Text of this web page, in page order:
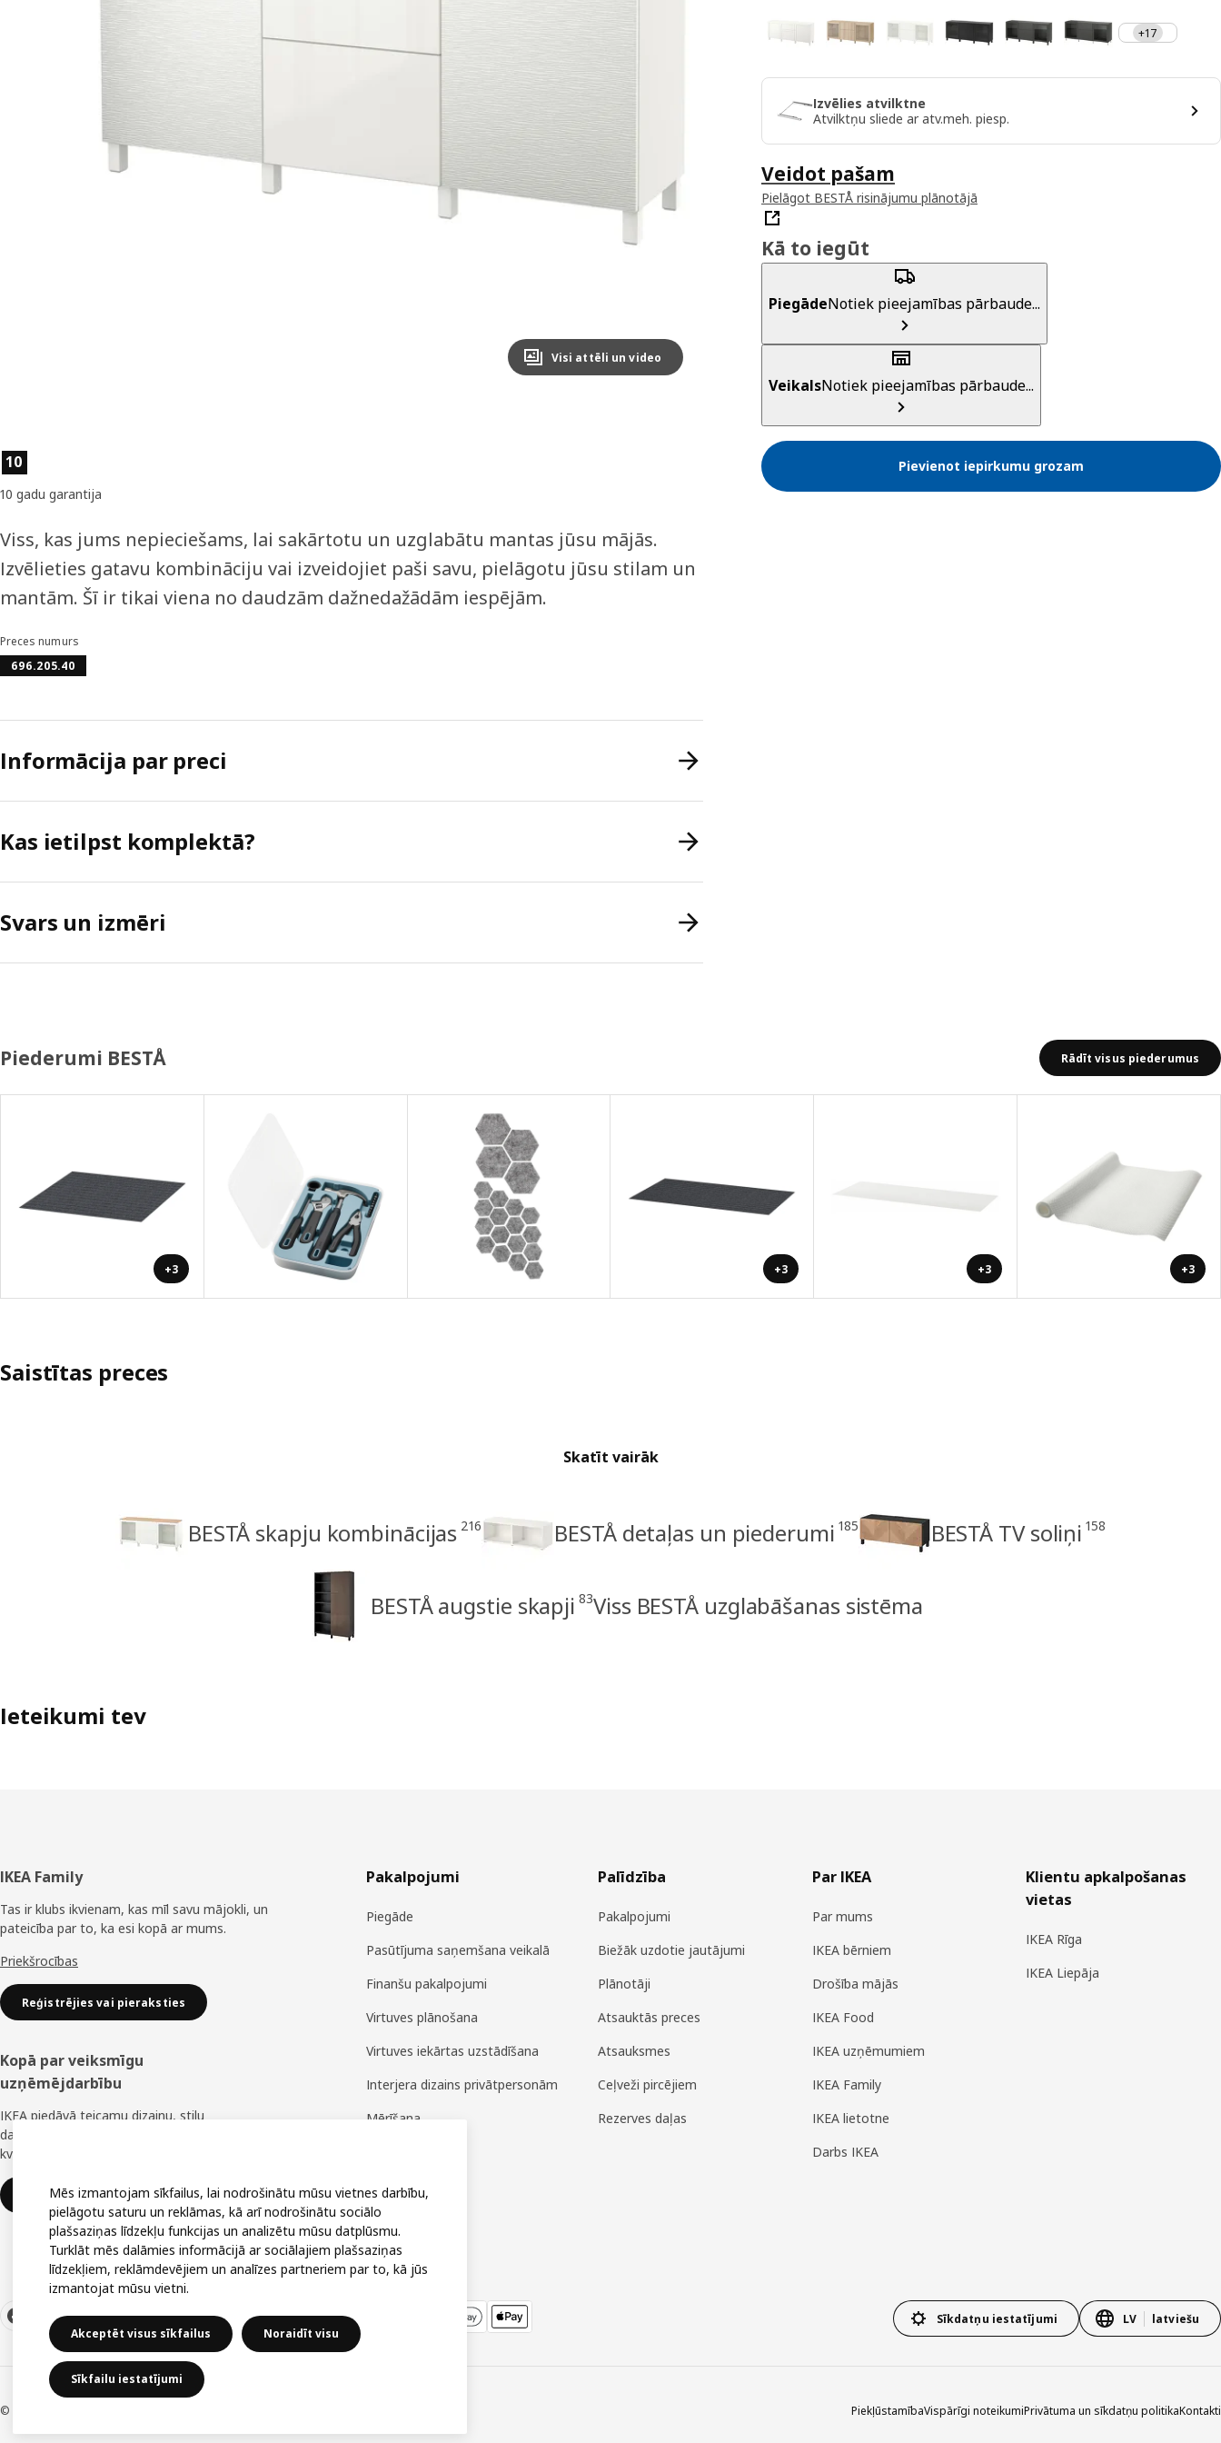
Image zoomed out, normal view
Visi attēli un video
+17
Izvēlies atvilktne
Atvilktņu sliede ar atv.meh. piesp.
Veidot pašam
Pielāgot BESTÅ risinājumu plānotājā
Kā to iegūt
PiegādeNotiek pieejamības pārbaude...
VeikalsNotiek pieejamības pārbaude...
Pievienot iepirkumu grozam
Preces īpašības
10
10 gadu garantija
Viss, kas jums nepieciešams, lai sakārtotu un uzglabātu mantas jūsu mājās.
Izvēlieties gatavu kombināciju vai izveidojiet paši savu, pielāgotu jūsu stilam un
mantām. Šī ir tikai viena no daudzām dažnedažādām iespējām.
Preces numurs
696.205.40
Informācija par preci
Kas ietilpst komplektā?
Svars un izmēri
Piederumi BESTÅ Rādīt visus piederumus
+3 +3 +3 +3
Saistītas preces
Skatīt vairāk
BESTÅ skapju kombinācijas 216 BESTÅ detaļas un piederumi 185 BESTÅ TV soliņi 158
BESTÅ augstie skapji 83Viss BESTÅ uzglabāšanas sistēma
Ieteikumi tev
Kājene
IKEA Family
Tas ir klubs ikvienam, kas mīl savu mājokli, un
pateicība par to, ka esi kopā ar mums.
Priekšrocības
Reģistrējies vai pieraksties
Kopā par veiksmīgu
uzņēmējdarbību
IKEA piedāvā teicamu dizainu, stilu
daudzveidību, lielisku cenu un uzticamu
kvalitāti.
IKEA uzņēmumiem
Pakalpojumi
Piegāde
Pasūtījuma saņemšana veikalā
Finanšu pakalpojumi
Virtuves plānošana
Virtuves iekārtas uzstādīšana
Interjera dizains privātpersonām
Mērīšana
Palīdzība
Pakalpojumi
Biežāk uzdotie jautājumi
Plānotāji
Atsauktās preces
Atsauksmes
Ceļveži pircējiem
Rezerves daļas
Par IKEA
Par mums
IKEA bērniem
Drošība mājās
IKEA Food
IKEA uzņēmumiem
IKEA Family
IKEA lietotne
Darbs IKEA
Klientu apkalpošanas
vietas
IKEA Rīga
IKEA Liepāja
Sīkdatņu iestatījumi LV latviešu
© Inter IKEA Systems B.V. 1999-2026 PiekļūstamībaVispārīgi noteikumiPrivātuma un sīkdatņu politikaKontakti
Mēs izmantojam sīkfailus, lai nodrošinātu mūsu vietnes darbību,
pielāgotu saturu un reklāmas, kā arī nodrošinātu sociālo
plašsaziņas līdzekļu funkcijas un analizētu mūsu datplūsmu.
Turklāt mēs dalāmies informācijā ar sociālajiem plašsaziņas
līdzekļiem, reklāmdevējiem un analīzes partneriem par to, kā jūs
izmantojat mūsu vietni.
Akceptēt visus sīkfailus Noraidīt visu
Sīkfailu iestatījumi